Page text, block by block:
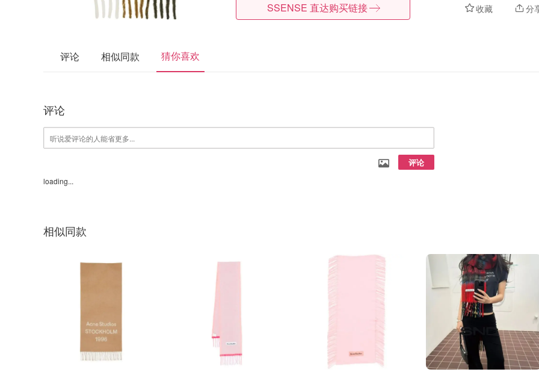
收藏 分
SSENSE 直达购买链接
评论 相似同款 猜你喜欢
评论
评论
loading...
相似同款